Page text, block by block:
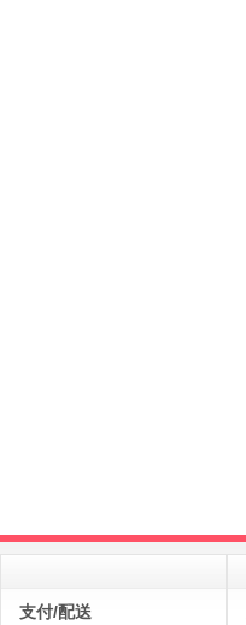
支付/配送